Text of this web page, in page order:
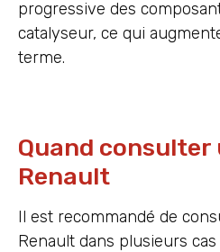
progressive des
catalyseur, ce qui
terme.
Quand consulter
Renault
Il est recommandé de
Renault dans plusieurs cas